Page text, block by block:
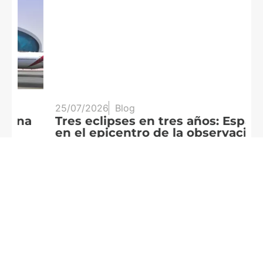
25/07/2026 Blog
Tres eclipses en tres años: España
en el epicentro de la observación